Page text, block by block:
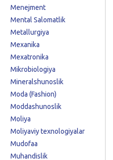
Menejment
Mental Salomatlik
Metallurgiya
Mexanika
Mexatronika
Mikrobiologiya
Mineralshunoslik
Moda (Fashion)
Moddashunoslik
Moliya
Moliyaviy texnologiyalar
Mudofaa
Muhandislik